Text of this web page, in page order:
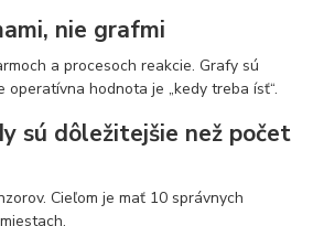
nie grafmi
a procesoch reakcie. Grafy sú
hodnota je „kedy treba ísť“.
sú dôležitejšie než počet
Cieľom je mať 10 správnych